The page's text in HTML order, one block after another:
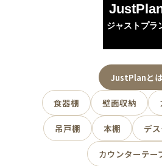
ジャストプラ
JustPlanとは
食器棚 壁面収納
吊戸棚 本棚 デ
カウンターテー